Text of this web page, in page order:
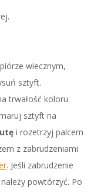
wiecznym,
sztyft.
trwałość koloru.
sztyft na
i rozetrzyj palcem
z zabrudzeniami
. Jeśli zabrudzenie
powtórzyć. Po